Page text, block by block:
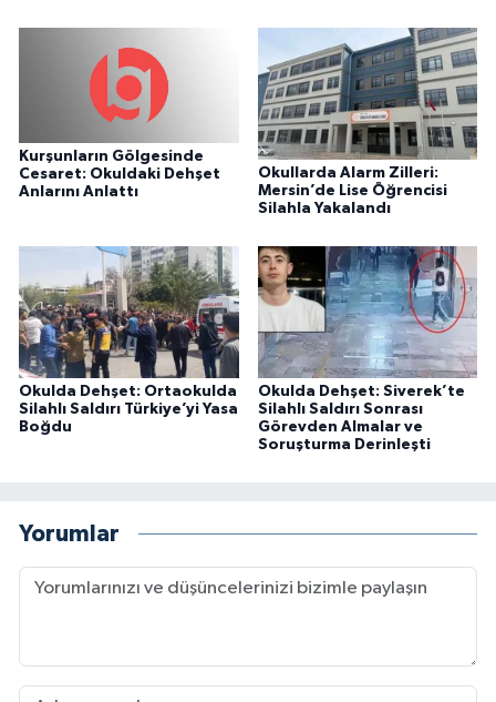
Kurşunların Gölgesinde
Cesaret: Okuldaki Dehşet
Anlarını Anlattı
Okullarda Alarm Zilleri:
Mersin’de Lise Öğrencisi
Silahla Yakalandı
Okulda Dehşet: Ortaokulda
Silahlı Saldırı Türkiye’yi Yasa
Boğdu
Okulda Dehşet: Siverek’te
Silahlı Saldırı Sonrası
Görevden Almalar ve
Soruşturma Derinleşti
Yorumlar